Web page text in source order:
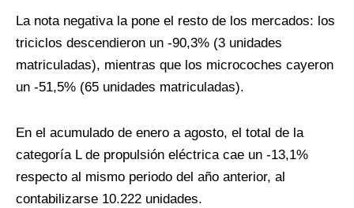
La nota negativa la pone el resto de los mercados: los
triciclos descendieron un -90,3% (3 unidades
matriculadas), mientras que los microcoches cayeron
un -51,5% (65 unidades matriculadas).
En el acumulado de enero a agosto, el total de la
categoría L de propulsión eléctrica cae un -13,1%
respecto al mismo periodo del año anterior, al
contabilizarse 10.222 unidades.